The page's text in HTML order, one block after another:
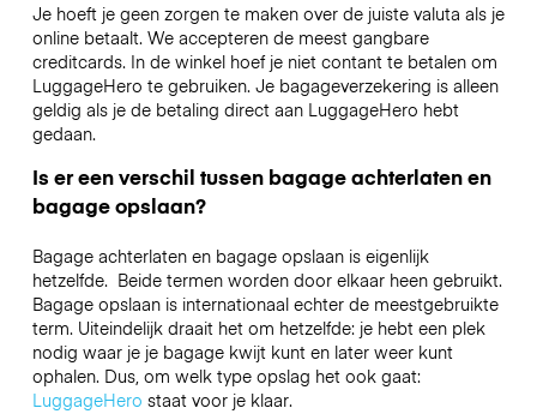
Je hoeft je geen zorgen te maken over de juiste valuta als je
online betaalt. We accepteren de meest gangbare
creditcards. In de winkel hoef je niet contant te betalen om
LuggageHero te gebruiken. Je bagageverzekering is alleen
geldig als je de betaling direct aan LuggageHero hebt
gedaan.
Is er een verschil tussen bagage achterlaten en
bagage opslaan?
Bagage achterlaten en bagage opslaan is eigenlijk
hetzelfde. Beide termen worden door elkaar heen gebruikt.
Bagage opslaan is internationaal echter de meestgebruikte
term. Uiteindelijk draait het om hetzelfde: je hebt een plek
nodig waar je je bagage kwijt kunt en later weer kunt
ophalen. Dus, om welk type opslag het ook gaat:
LuggageHero staat voor je klaar.